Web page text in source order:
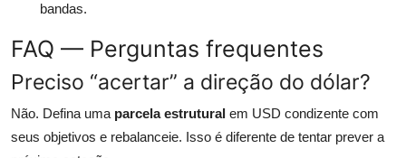
bandas.
FAQ — Perguntas frequentes
Preciso “acertar” a direção do dólar?
Não. Defina uma parcela estrutural em USD condizente com
seus objetivos e rebalanceie. Isso é diferente de tentar prever a